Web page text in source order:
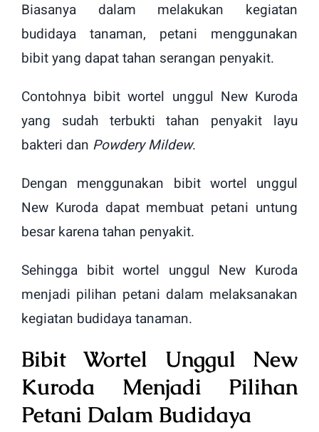
Biasanya dalam melakukan kegiatan
budidaya tanaman, petani menggunakan
bibit yang dapat tahan serangan penyakit.
Contohnya bibit wortel unggul New Kuroda
yang sudah terbukti tahan penyakit layu
bakteri dan Powdery Mildew.
Dengan menggunakan bibit wortel unggul
New Kuroda dapat membuat petani untung
besar karena tahan penyakit.
Sehingga bibit wortel unggul New Kuroda
menjadi pilihan petani dalam melaksanakan
kegiatan budidaya tanaman.
Bibit Wortel Unggul New
Kuroda Menjadi Pilihan
Petani Dalam Budidaya